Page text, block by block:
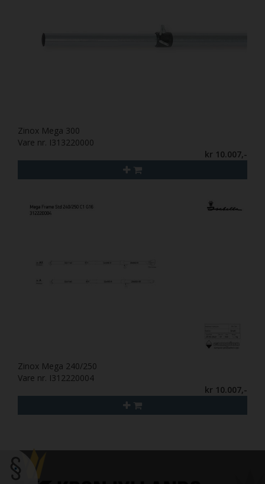
Zinox Mega 300
Vare nr. I313220000
kr 10.007,-
Zinox Mega 240/250
Vare nr. I312220004
kr 10.007,-